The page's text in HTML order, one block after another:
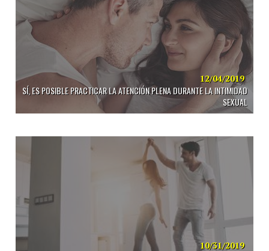
12/04/2019
SÍ, ES POSIBLE PRACTICAR LA ATENCIÓN PLENA DURANTE LA INTIMIDAD
SEXUAL
10/31/2019